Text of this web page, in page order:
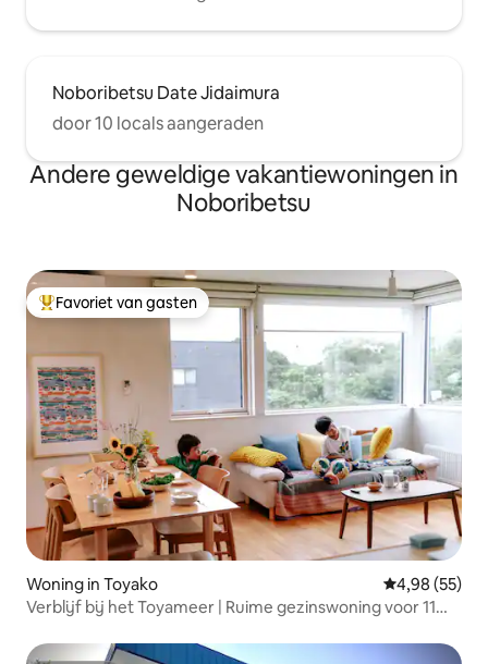
Noboribetsu Date Jidaimura
door 10 locals aangeraden
Andere geweldige vakantiewoningen in
Noboribetsu
Topfavoriet van gasten
Favoriet van gasten
Woning in Toyako Gemiddelde
4,98 (55)
Verblijf bij het Toyameer | Ruime gezinswoning voor 11